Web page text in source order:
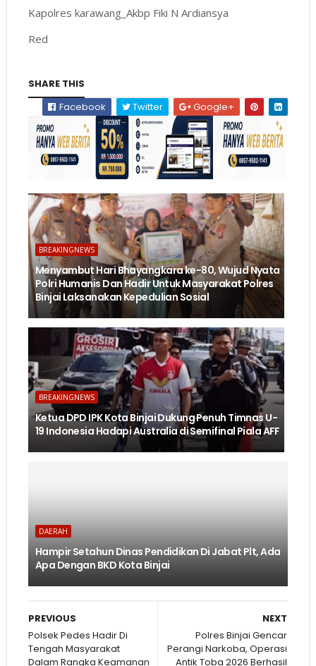
Kapolres karawang_Akbp Fiki N Ardiansya
Red
SHARE THIS
Facebook
Twitter Google+
BREAKINGNEWS
Menyambut Hari Bhayangkara ke-80, Wujud Nyata
Polri Humanis Dan Hadir Untuk Masyarakat Polres
Binjai Laksanakan Kepedulian Sosial
BREAKINGNEWS
Ketua DPD IPK Kota Binjai Dukung Penuh Timnas U-
19 Indonesia Hadapi Australia di Semifinal Piala AFF
DAERAH
Hampir Setahun Dinas Pendidikan Di Jabat Plt, Ada
Apa Dengan BKD Kota Binjai
NEXT
Polres Binjai Gencar
Perangi Narkoba, Operasi
Antik Toba 2026 Berhasil
PREVIOUS
Polsek Pedes Hadir Di
Tengah Masyarakat
Dalam Rangka Keamanan